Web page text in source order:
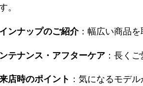
。
ンナップのご紹介：幅広い商品を
テナンス・アフターケア ：長く
店時のポイント ：気になるモデ